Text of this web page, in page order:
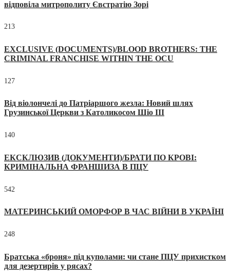
відповіла митрополиту Євстратію Зорі
213
EXCLUSIVE (DOCUMENTS)/BLOOD BROTHERS: THE
CRIMINAL FRANCHISE WITHIN THE OCU
127
Від віолончелі до Патріаршого жезла: Новий шлях
Грузинської Церкви з Католикосом Шіо III
140
ЕКСКЛЮЗИВ (ДОКУМЕНТИ)/БРАТИ ПО КРОВІ:
КРИМІНАЛЬНА ФРАНШИЗА В ПЦУ
542
МАТЕРИНСЬКИЙ ОМОРФОР В ЧАС ВІЙНИ В УКРАЇНІ
248
Братська «броня» під куполами: чи стане ПЦУ прихистком
для дезертирів у рясах?